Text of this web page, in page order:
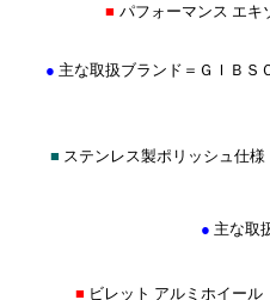
■ パフォーマンス エ
● 主な取扱ブランド＝ＧＩＢＳ
■ ステンレス製ポリッシュ仕
● 主な取
■ ビレット アルミホイー